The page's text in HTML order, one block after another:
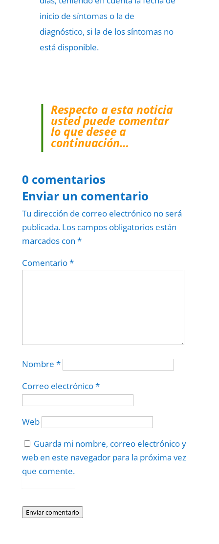
inicio de síntomas o la de
diagnóstico, si la de los síntomas no
está disponible.
Respecto a esta noticia
usted puede comentar
lo que desee a
continuación…
0 comentarios
Enviar un comentario
Tu dirección de correo electrónico no será
publicada. Los campos obligatorios están
marcados con *
Comentario*
Nombre *
Correo electrónico*
Web
Guarda mi nombre, correo electrónico y
web en este navegador para la próxima vez
que comente.
Enviar comentario